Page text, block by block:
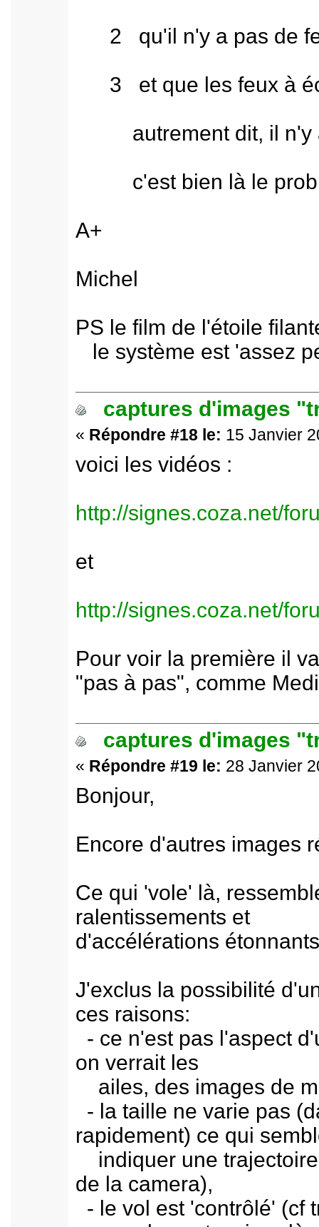
2 qu'il n'y a pas de
3 et que les feux à
autrement dit, il n'y a
c'est bien là le
A+
Michel
PS le film de l'étoile
le système est 'assez
captures d'images
« Répondre #18 le: 15 Janvier
voici les vidéos :
http://signes.coza.net/
et
http://signes.coza.net/
Pour voir la première il
"pas à pas", comme
captures d'images
« Répondre #19 le: 28 Janvier
Bonjour,
Encore d'autres images
Ce qui 'vole' là,
ralentissements et
d'accélérations
J'exclus la possibilité
ces raisons:
- ce n'est pas l'aspect
on verrait les
ailes, des images de
- la taille ne varie pas
rapidement) ce qui
indiquer une trajectoire
de la camera),
- le vol est 'contrôlé' (cf